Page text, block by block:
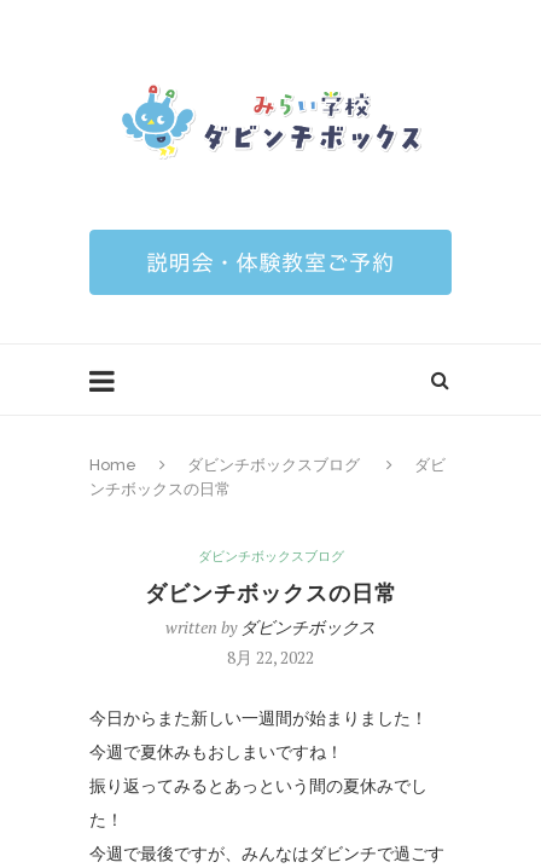
Home ダビンチボックスブログ
ダビ
ンチボックスの日常
ダビンチボックスブログ
ダビンチボックスの日常
written by ダビンチボックス
8月 22, 2022
今日からまた新しい一週間が始まりました！
今週で夏休みもおしまいですね！
振り返ってみるとあっという間の夏休みでし
た！
今週で最後ですが、みんなはダビンチで過ごす